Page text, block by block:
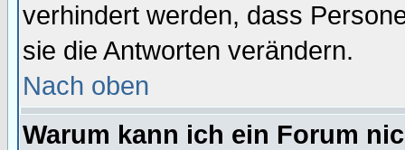
verhindert werden, dass
sie die Antworten verändern.
Nach oben
Warum kann ich ein Forum